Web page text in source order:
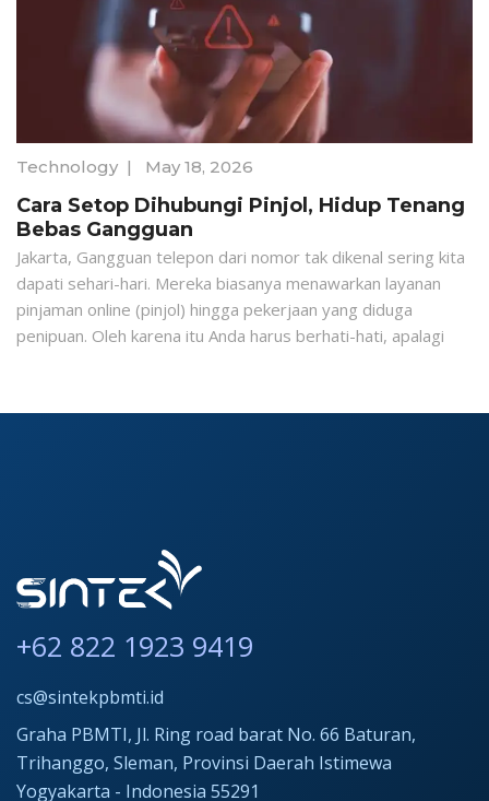
Technology | May 18, 2026
Cara Setop Dihubungi Pinjol, Hidup Tenang
Bebas Gangguan
Jakarta, Gangguan telepon dari nomor tak dikenal sering kita
dapati sehari-hari. Mereka biasanya menawarkan layanan
pinjaman online (pinjol) hingga pekerjaan yang diduga
penipuan. Oleh karena itu Anda harus berhati-hati, apalagi
+62 822 1923 9419
cs@sintekpbmti.id
Graha PBMTI, Jl. Ring road barat No. 66 Baturan,
Trihanggo, Sleman, Provinsi Daerah Istimewa
Yogyakarta - Indonesia 55291